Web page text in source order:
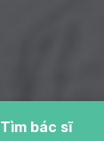
Tìm bác sĩ